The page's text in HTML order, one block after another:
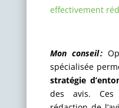
effectivement
Mon conseil :
spécialisée
stratégie
des avis.